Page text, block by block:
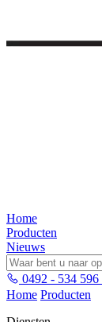
Home
Producten
Nieuws
0492 - 534 596
Home Producten